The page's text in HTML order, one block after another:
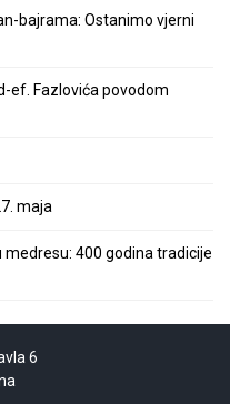
bajrama: Ostanimo vjerni
ef. Fazlovića povodom
maja
400 godina tradicije
6